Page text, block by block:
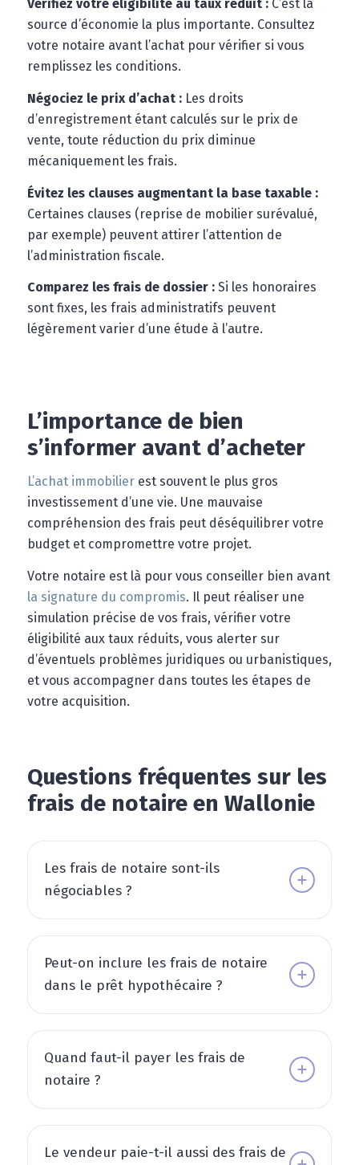
Vérifiez votre éligibilité au taux réduit : C’est la
source d’économie la plus importante. Consultez
votre notaire avant l’achat pour vérifier si vous
remplissez les conditions.
Négociez le prix d’achat : Les droits
d’enregistrement étant calculés sur le prix de
vente, toute réduction du prix diminue
mécaniquement les frais.
Évitez les clauses augmentant la base taxable :
Certaines clauses (reprise de mobilier surévalué,
par exemple) peuvent attirer l’attention de
l’administration fiscale.
Comparez les frais de dossier : Si les honoraires
sont fixes, les frais administratifs peuvent
légèrement varier d’une étude à l’autre.
L’importance de bien
s’informer avant d’acheter
L’achat immobilierest souvent le plus gros
investissement d’une vie. Une mauvaise
compréhension des frais peut déséquilibrer votre
budget et compromettre votre projet.
Votre notaire est là pour vous conseiller bien avant
la signature du compromis. Il peut réaliser une
simulation précise de vos frais, vérifier votre
éligibilité aux taux réduits, vous alerter sur
d’éventuels problèmes juridiques ou urbanistiques,
et vous accompagner dans toutes les étapes de
votre acquisition.
Questions fréquentes sur les
frais de notaire en Wallonie
Les frais de notaire sont-ils
négociables ?
Peut-on inclure les frais de notaire
dans le prêt hypothécaire ?
Quand faut-il payer les frais de
notaire ?
Le vendeur paie-t-il aussi des frais de